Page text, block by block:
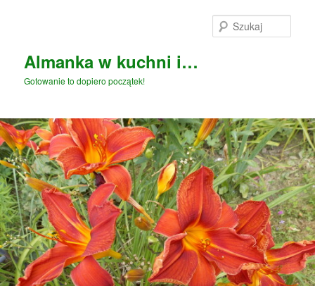
Almanka w kuchni i…
Gotowanie to dopiero początek!